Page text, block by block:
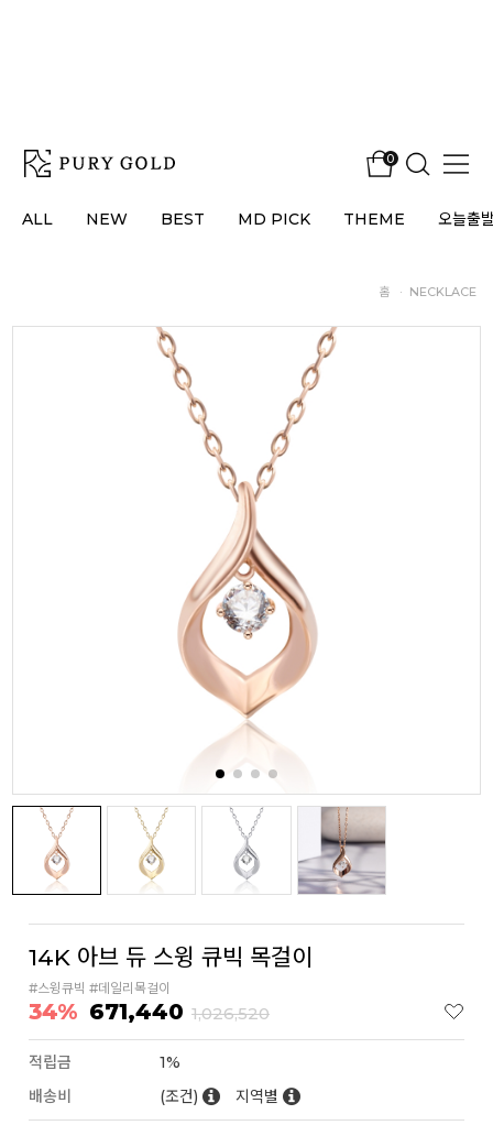
0
ALL NEW BEST MD PICK THEME 오늘출
홈 · NECKLACE
14K 아브 듀 스윙 큐빅 목걸이
#스윙큐빅 #데일리목걸이
34% 671,440 1,026,520
적립금
1%
배송비
(조건) 지역별